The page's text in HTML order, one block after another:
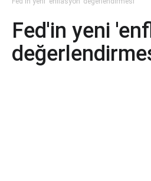
Fed'in yeni